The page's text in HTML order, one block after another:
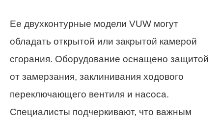
Ее двухконтурные модели VUW могут
обладать открытой или закрытой камерой
сгорания. Оборудование оснащено защитой
от замерзания, заклинивания ходового
переключающего вентиля и насоса.
Специалисты подчеркивают, что важным